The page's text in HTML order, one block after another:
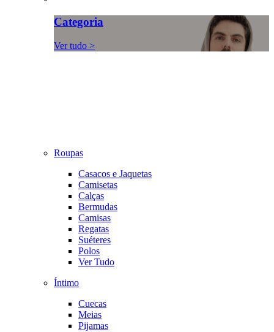
Categoria
Ver tudo >
Roupas
Casacos e Jaquetas
Camisetas
Calças
Bermudas
Camisas
Regatas
Suéteres
Polos
Ver Tudo
Íntimo
Cuecas
Meias
Pijamas